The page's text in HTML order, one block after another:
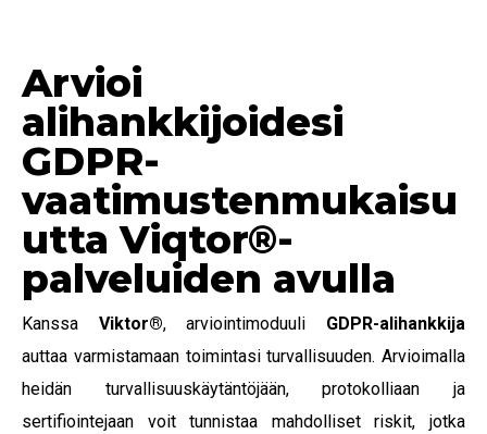
Arvioi
alihankkijoidesi
GDPR-
vaatimustenmukaisu
utta Viqtor®-
palveluiden avulla
Kanssa Viktor®, arviointimoduuli GDPR-alihankkija
auttaa varmistamaan toimintasi turvallisuuden. Arvioimalla
heidän turvallisuuskäytäntöjään, protokolliaan ja
sertifiointejaan voit tunnistaa mahdolliset riskit, jotka